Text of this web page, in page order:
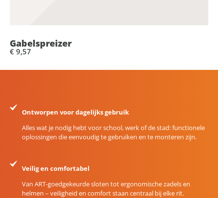
Gabelspreizer
€ 9,57
Ontworpen voor dagelijks gebruik
Alles wat je nodig hebt voor school, werk of de stad: functionele
oplossingen die eenvoudig te gebruiken en te monteren zijn.
Veilig en comfortabel
Van ART-goedgekeurde sloten tot ergonomische zadels en
helmen – veiligheid en comfort staan centraal bij elke rit.